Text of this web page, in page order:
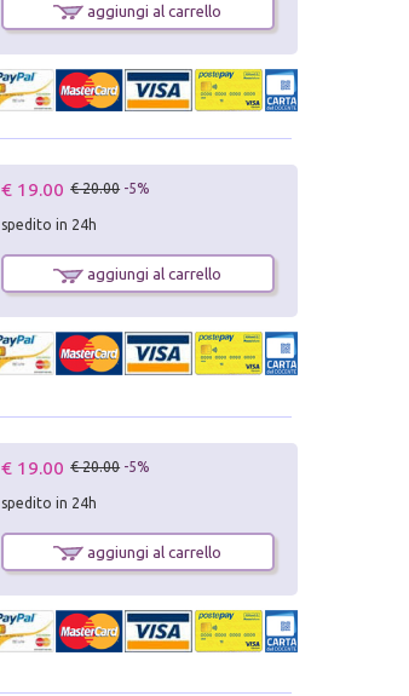
aggiungi al carrello
€ 19.00 € 20.00 -5%
spedito in 24h
aggiungi al carrello
€ 19.00 € 20.00 -5%
spedito in 24h
aggiungi al carrello